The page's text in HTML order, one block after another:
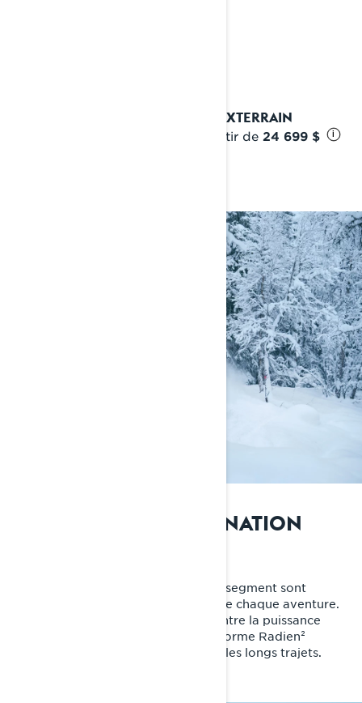
2027 XTERRAIN
À partir de 24 699 $ i
DÉFINIR VOTRE DESTINATION
Les motoneiges Lynx Xterrain multi-segment sont
conçues pour tirer le meilleur parti de chaque aventure.
La suspension haute capacité rencontre la puissance
infinie du moteur Rotax® et la plateforme Radien²
spécialement conçue pour savourer les longs trajets.